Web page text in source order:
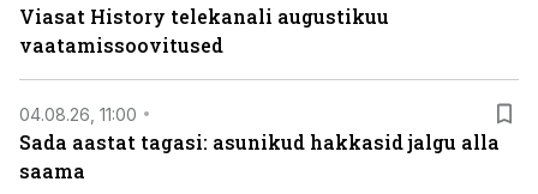
Viasat History telekanali augustikuu
vaatamissoovitused
04.08.26, 11:00
Sada aastat tagasi: asunikud hakkasid jalgu alla
saama